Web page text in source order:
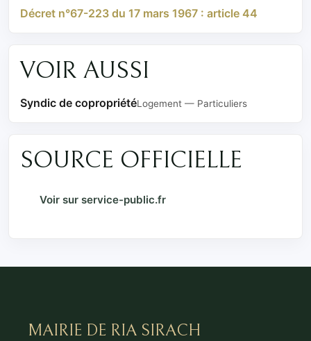
Décret n°67-223 du 17 mars 1967 : article 44
VOIR AUSSI
Syndic de copropriétéLogement — Particuliers
SOURCE OFFICIELLE
Voir sur service-public.fr
MAIRIE DE RIA SIRACH